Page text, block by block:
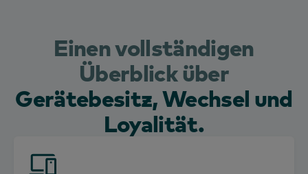
Einen vollständigen
Überblick über
Gerätebesitz, Wechsel und
Loyalität.